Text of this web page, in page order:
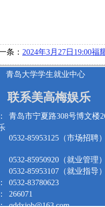
条： 2024年3月27日19:00福耀玻璃工业集团股份有限公司在
青岛大学学生就业中心
联系美高梅娱乐
青岛市宁夏路308号博文楼
0532-85953125（市场招聘
0532-85950920（就业管理
0532-85953107（就业指导
0532-83780623
266071
qddxjob@163.com